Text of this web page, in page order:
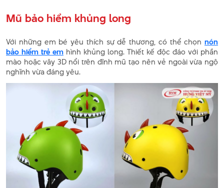
Mũ bảo hiểm khủng long
Với những em bé yêu thích sự dễ thương, có thể chọn nón
bảo hiểm trẻ em hình khủng long. Thiết kế độc đáo với phần
mào hoặc vây 3D nổi trên đỉnh mũ tạo nên vẻ ngoài vừa ngộ
nghĩnh vừa đáng yêu.